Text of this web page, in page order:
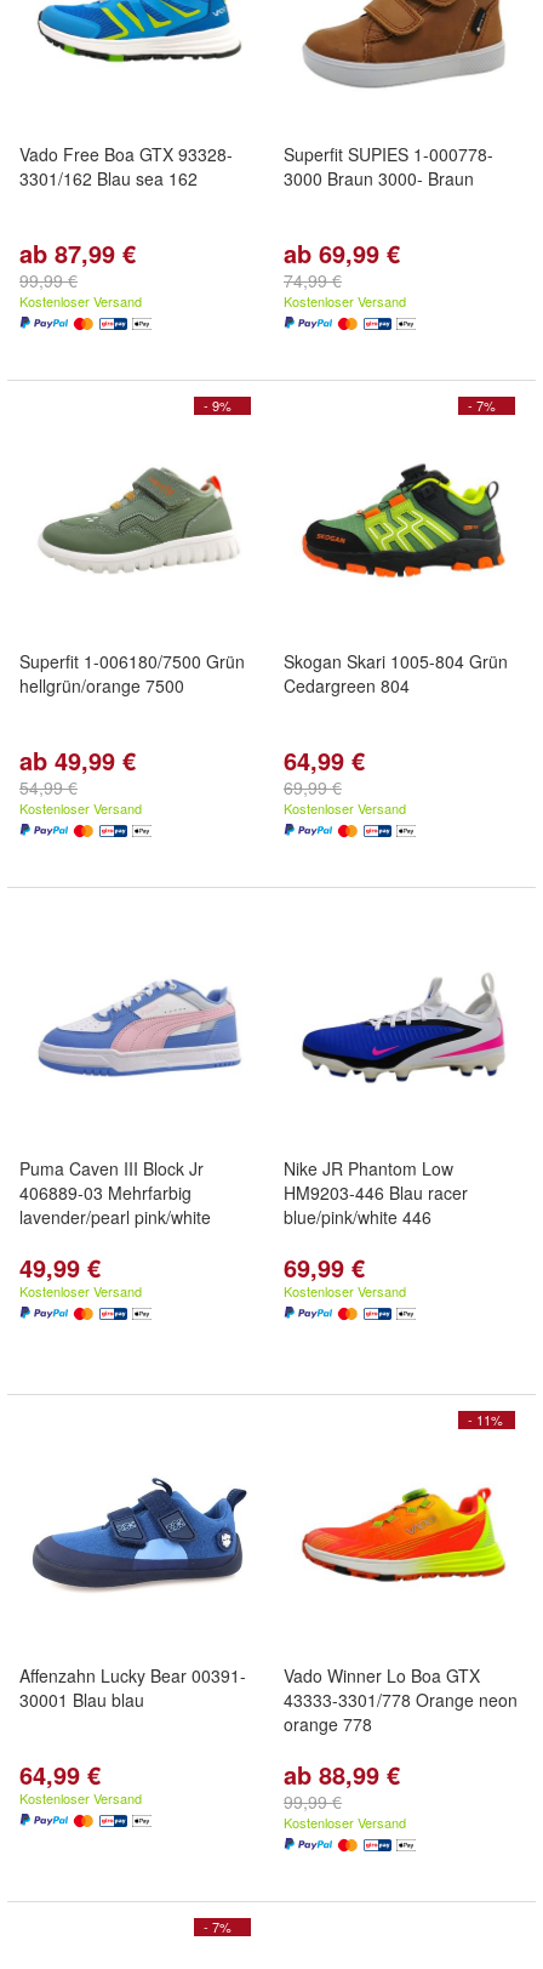
Vado Free Boa GTX 93328-
3301/162 Blau sea 162
ab 87,99 €
99,99 €
Kostenloser Versand
Superfit SUPIES 1-000778-
3000 Braun 3000- Braun
ab 69,99 €
74,99 €
Kostenloser Versand
- 9%
Superfit 1-006180/7500 Grün
hellgrün/orange 7500
ab 49,99 €
54,99 €
Kostenloser Versand
- 7%
Skogan Skari 1005-804 Grün
Cedargreen 804
64,99 €
69,99 €
Kostenloser Versand
Puma Caven III Block Jr
406889-03 Mehrfarbig
lavender/pearl pink/white
49,99 €
Kostenloser Versand
Nike JR Phantom Low
HM9203-446 Blau racer
blue/pink/white 446
69,99 €
Kostenloser Versand
Affenzahn Lucky Bear 00391-
30001 Blau blau
64,99 €
Kostenloser Versand
- 11%
Vado Winner Lo Boa GTX
43333-3301/778 Orange neon
orange 778
ab 88,99 €
99,99 €
Kostenloser Versand
- 7%